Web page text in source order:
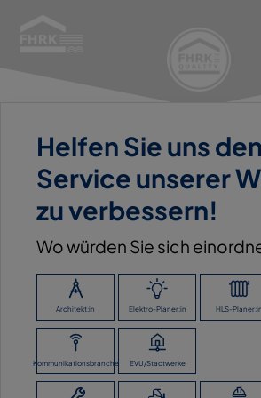
Helfen Sie uns den
Service unserer
zu verbessern!
Wo würden Sie sich
Architekt:in Elektro-Planer:in HLS-Planer:in
Kommunikationsbranche EVU/Stadtwerke
22. März 2023
STADTWERKE
GMBH
ZURÜCK ZUR ÜBERSICHT